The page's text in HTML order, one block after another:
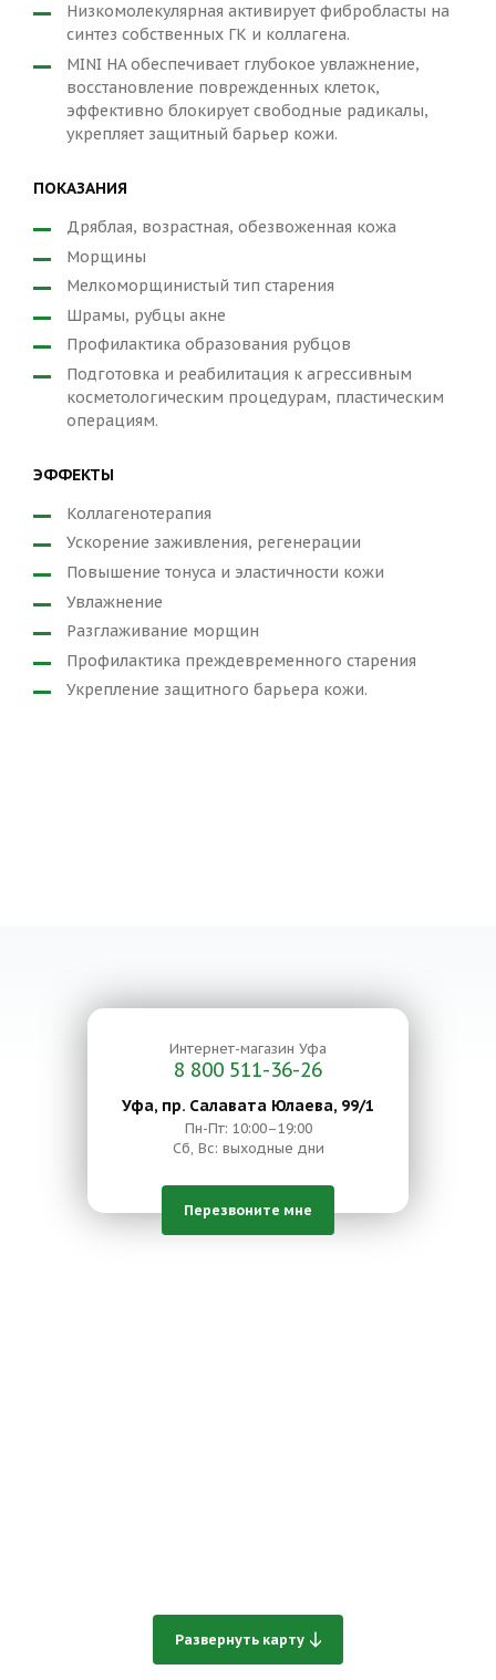
Низкомолекулярная активирует фибробласты на
синтез собственных ГК и коллагена.
MINI HA обеспечивает глубокое увлажнение,
восстановление поврежденных клеток,
эффективно блокирует свободные радикалы,
укрепляет защитный барьер кожи.
ПОКАЗАНИЯ
Дряблая, возрастная, обезвоженная кожа
Морщины
Мелкоморщинистый тип старения
Шрамы, рубцы акне
Профилактика образования рубцов
Подготовка и реабилитация к агрессивным
косметологическим процедурам, пластическим
операциям.
ЭФФЕКТЫ
Коллагенотерапия
Ускорение заживления, регенерации
Повышение тонуса и эластичности кожи
Увлажнение
Разглаживание морщин
Профилактика преждевременного старения
Укрепление защитного барьера кожи.
Интернет-магазин Уфа
8 800 511-36-26
Уфа, пр. Салавата Юлаева, 99/1
Пн-Пт: 10:00–19:00
Сб, Вс: выходные дни
Перезвоните мне
Развернуть карту